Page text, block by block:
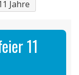
Jahre
11